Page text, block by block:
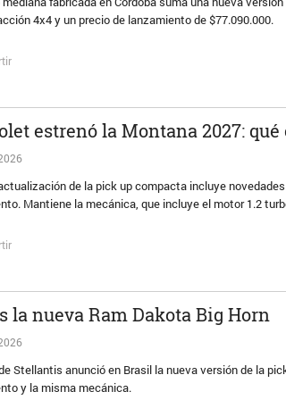
4x4 y un precio de lanzamiento de $77.090.000.
estrenó la Montana 2027:
de la pick up compacta incluye
Mantiene la mecánica, que incluye el motor 1.2
la nueva Ram Dakota Big Horn
Stellantis anunció en Brasil la nueva versión de la
y la misma mecánica.